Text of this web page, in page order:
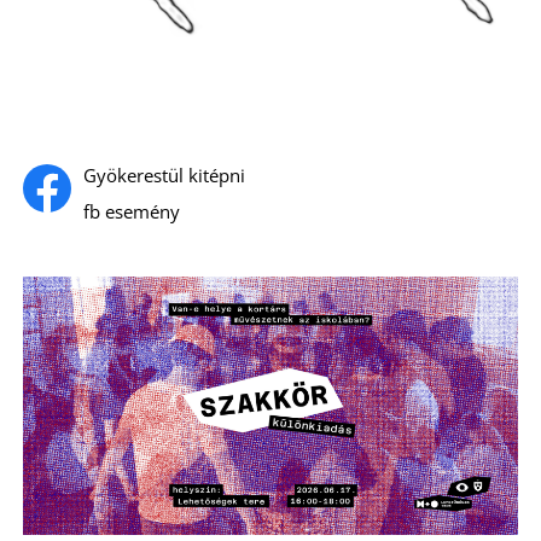
Gyökerestül kitépni
fb esemény